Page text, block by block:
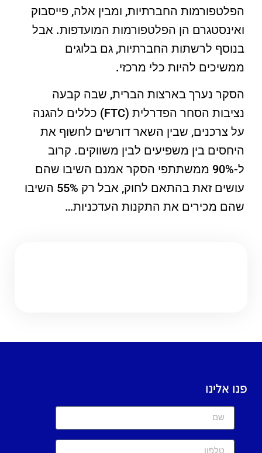
הפלטפורמות החברתיות, ומבין אלה, פייסבוק
ואינסטגרם הן הפלטפורמות המועדפות. אבל
בנוסף לרשתות החברתיות, גם בלוגים
ממשיכים להיות כלי מרכזי.
הסקר נערך בארצות הברית, שבה קבעה
נציבות הסחר הפדרלית (FTC) כללים להגנה
על צרכנים, שבין השאר דורשים לחשוף את
היחסים בין משפיעים לבין משווקים. קרוב
ל-90% ממשתתפי הסקר אמנם השיבו שהם
עושים זאת בהתאם לחוק, אבל רק 55% השיבו
שהם מכירים את התקנות העדכניות…
פנו אלינו